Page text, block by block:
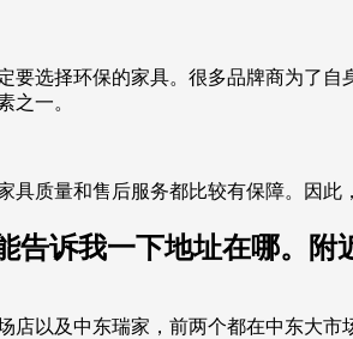
选择环保的家具。很多品牌商为了
之一。
质量和售后服务都比较有保障。因
诉我一下地址在哪。附
及中东瑞家，前两个都在中东大市场